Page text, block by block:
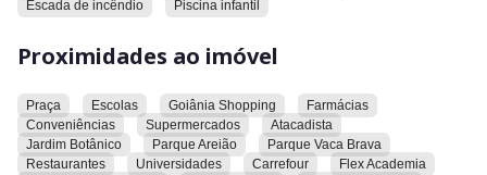
Escada de incêndio
Piscina infantil
Proximidades ao imóvel
Praça Escolas Goiânia Shopping
Farmácias
Conveniências
Supermercados
Atacadista
Jardim Botânico
Parque Areião
Parque Vaca Brava
Restaurantes
Universidades Carrefour
Flex Academia